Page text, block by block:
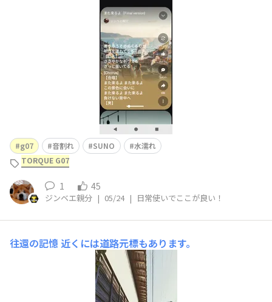
方法は、風呂に入ったついでにお湯を張った洗面器に突っ
込んで、さらに石鹸でじゃぶじゃぶ洗ってみて、その前後
で音楽を再生させた、というわけです。結果は、まあ音割
g07 音割れ SUNO
水濡れ
TORQUE G07
1 45
ジンベエ親分 | 05/24 | 日常使いでここが良い！
往還の記憶 近くには道路元標もあります。